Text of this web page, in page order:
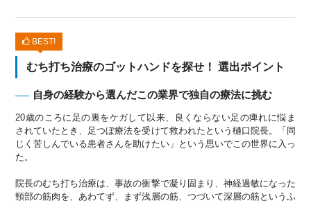
BEST!
むち打ち治療のゴットハンドを探せ！ 選出ポイント
自身の経験から選んだこの業界で独自の療法に挑む
20歳のころに足の裏をケガして以来、良くならない足の痺れに悩ま
されていたとき、足つぼ療法を受けて救われたという樋口院長。「同
じく苦しんでいる患者さんを助けたい」という思いでこの世界に入っ
た。
院長のむち打ち治療は、事故の衝撃で凝り固まり、神経過敏になった
頸部の筋肉を、あわてず、まず浅層の筋、つづいて深層の筋というふ